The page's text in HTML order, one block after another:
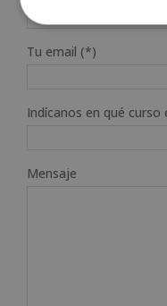
Tu email (*)
Indícanos en qué
Mensaje